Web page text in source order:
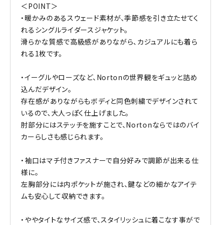
＜POINT＞
・暖かみのあるスウェード素材が、季節感を引き立たせてく
れるシングルライダースジャケット。
滑らかな質感で高級感がありながら、カジュアルにも着ら
れる1枚です。
・イーグルやローズなど、Nortonの世界観をギュッと詰め
込んだデザイン。
存在感がありながらもボディと同色刺繍でデザインされて
いるので、大人っぽく仕上げました。
肘部分にはステッチを施すことで、Nortonならではのバイ
カーらしさも感じられます。
・袖口はマチ付きファスナーで自分好みで調節が出来る仕
様に。
左胸部分には内ポケットが施され、鍵などの細かなアイテ
ムも安心して収納できます。
・ややタイトなサイズ感で、スタイリッシュに着こなす事がで